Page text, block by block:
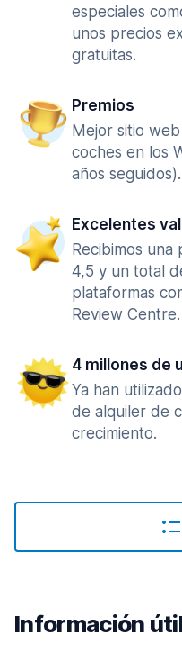
especiales
unos precios
gratuitas.
Premios
Mejor sitio
coches en los
años seguidos).
Excelentes
Recibimos
4,5 y un total
plataformas
Review Centre.
4 millones de
Ya han
de alquiler de
crecimiento.
Información